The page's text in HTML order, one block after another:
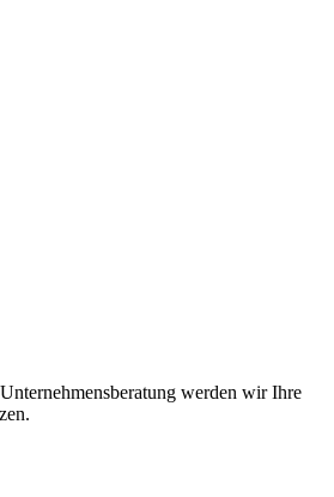
werden wir Ihre